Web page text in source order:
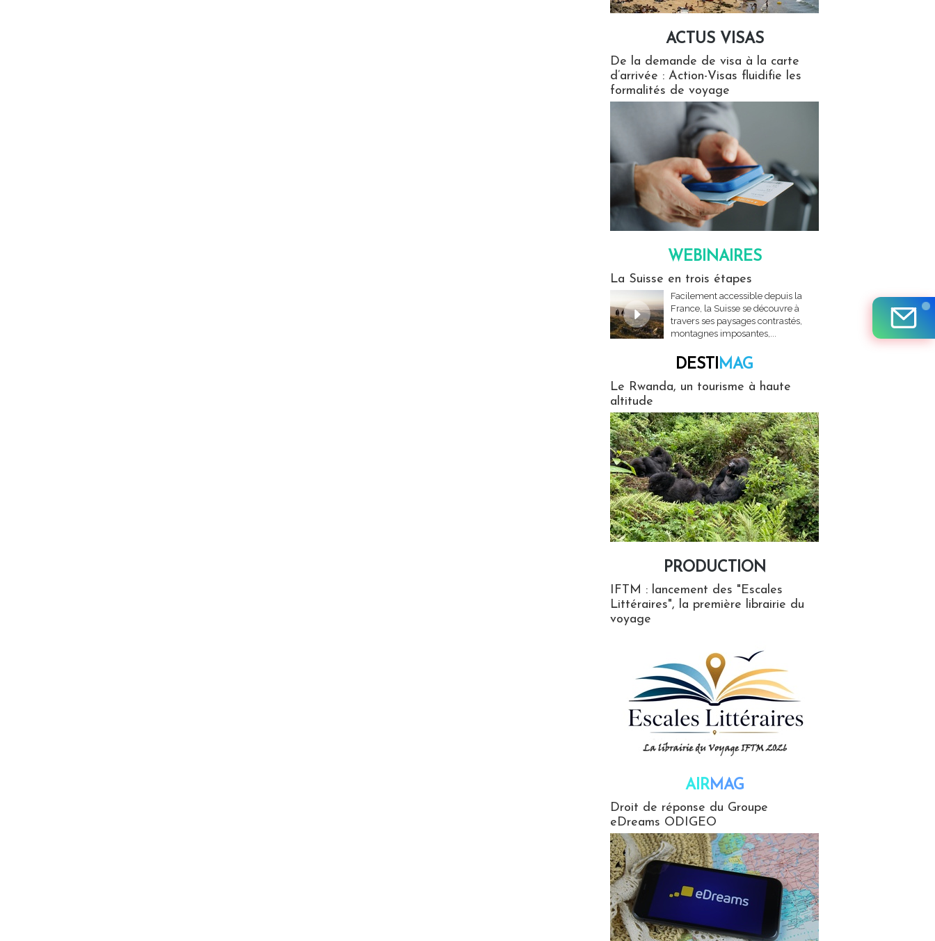
ACTUS VISAS
De la demande de visa à la carte
d’arrivée : Action-Visas fluidifie les
formalités de voyage
WEBINAIRES
La Suisse en trois étapes
Facilement accessible depuis la
France, la Suisse se découvre à
travers ses paysages contrastés,
montagnes imposantes,...
DESTIMAG
Le Rwanda, un tourisme à haute
altitude
PRODUCTION
IFTM : lancement des "Escales
Littéraires", la première librairie du
voyage
AIRMAG
Droit de réponse du Groupe
eDreams ODIGEO